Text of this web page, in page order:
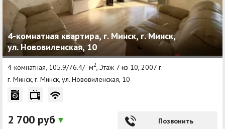
4-комнатная квартира, г. Минск, г. Минск,
ул. Нововиленская, 10
4-комнатная, 105.9/76.4/- м2, Этаж 7 из 10, 2007 г.
г. Минск, г. Минск, ул. Нововиленская, 10
2 700 руб Позвонить